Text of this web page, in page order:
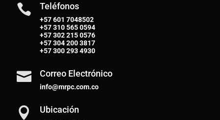
 Teléfonos
+57 601 7048502
+57310 565 0594
+57302 215 0576
+57304 200 3817
+57300 293 4930
 Correo Electrónico
info@mrpc.com.co
 Ubicación